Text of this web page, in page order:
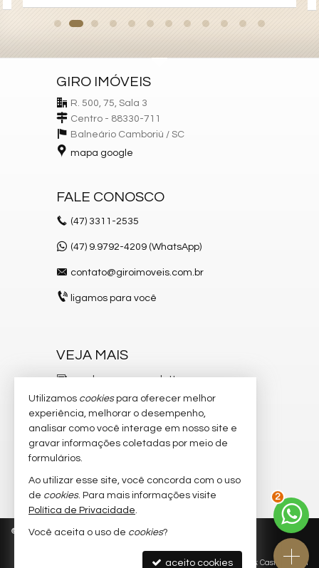
GIRO IMÓVEIS
R. 500, 75, Sala 3
Centro - 88330-711
Balneário Camboriú / SC
mapa google
FALE CONOSCO
(47) 3311-2535
(47) 9.9792-4209 (WhatsApp)
contato@giroimoveis.com.br
ligamos para você
VEJA MAIS
receba nosso newsletter
indicadores financeiros
cadastre seu imóvel
imóveis favoritos
mapa de imóveis
© 2026 CRECI/SC 6.204-J Política de Privacidade
Site para imobiliárias: Castel Digital
2
Utilizamos cookiespara oferecer melhor
experiência, melhorar o desempenho,
analisar como você interage em nosso site e
gravar informações coletadas por meio de
formulários.
Ao utilizar esse site, você concorda com o uso
de cookies. Para mais informações visite
Política de Privacidade.
Você aceita o uso de cookies?
aceito cookies